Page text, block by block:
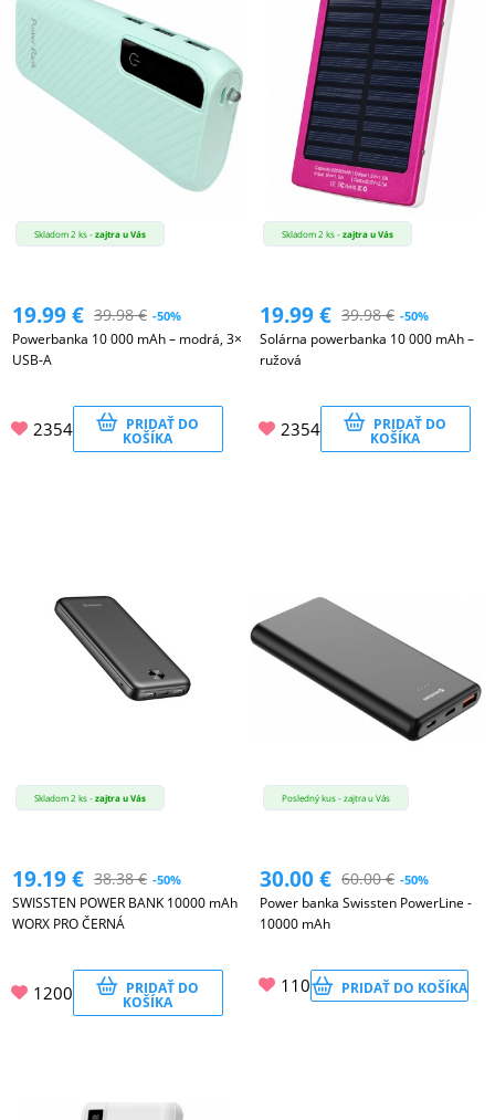
Skladom 2 ks -zajtra u Vás
19.99€ 39.98€ -50%
Powerbanka 10 000 mAh – modrá, 3×
USB-A
2354 PRIDAŤ DO
KOŠÍKA
Skladom 2 ks -zajtra u Vás
19.99€ 39.98€ -50%
Solárna powerbanka 10 000 mAh –
ružová
2354 PRIDAŤ DO
KOŠÍKA
Skladom 2 ks -zajtra u Vás
19.19€ 38.38€ -50%
SWISSTEN POWER BANK 10000 mAh
WORX PRO ČERNÁ
1200 PRIDAŤ DO
KOŠÍKA
Posledný kus - zajtra u Vás
30.00€ 60.00€ -50%
Power banka Swissten PowerLine -
10000 mAh
110 PRIDAŤ DO KOŠÍKA